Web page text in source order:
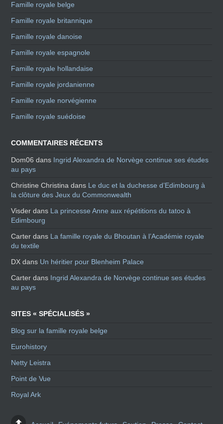
Famille royale belge
Famille royale britannique
Famille royale danoise
Famille royale espagnole
Famille royale hollandaise
Famille royale jordanienne
Famille royale norvégienne
Famille royale suédoise
COMMENTAIRES RÉCENTS
Dom06 dans Ingrid Alexandra de Norvège continue ses études
au pays
Christine Christina dans Le duc et la duchesse d’Edimbourg à
la clôture des Jeux du Commonwealth
Visder dans La princesse Anne aux répétitions du tatoo à
Edimbourg
Carter dans La famille royale du Bhoutan à l’Académie royale
du textile
DX dans Un héritier pour Blenheim Palace
Carter dans Ingrid Alexandra de Norvège continue ses études
au pays
SITES « SPÉCIALISÉS »
Blog sur la famille royale belge
Eurohistory
Netty Leistra
Point de Vue
Royal Ark